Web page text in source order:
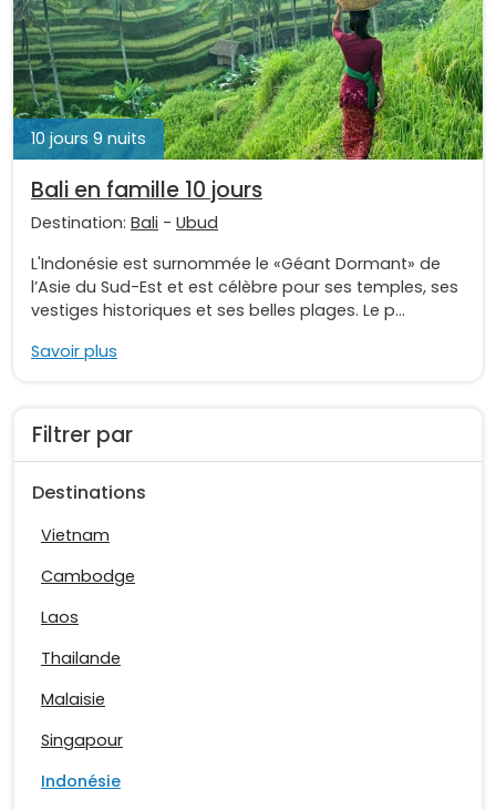
Filtrer par
Destinations
Vietnam
Cambodge
Laos
Thailande
Malaisie
Singapour
Indonésie
10 jours 9 nuits
Bali en famille 10 jours
Destination: Bali - Ubud
L'Indonésie est surnommée le «Géant Dormant» de
l’Asie du Sud-Est et est célèbre pour ses temples, ses
vestiges historiques et ses belles plages. Le p...
Savoir plus